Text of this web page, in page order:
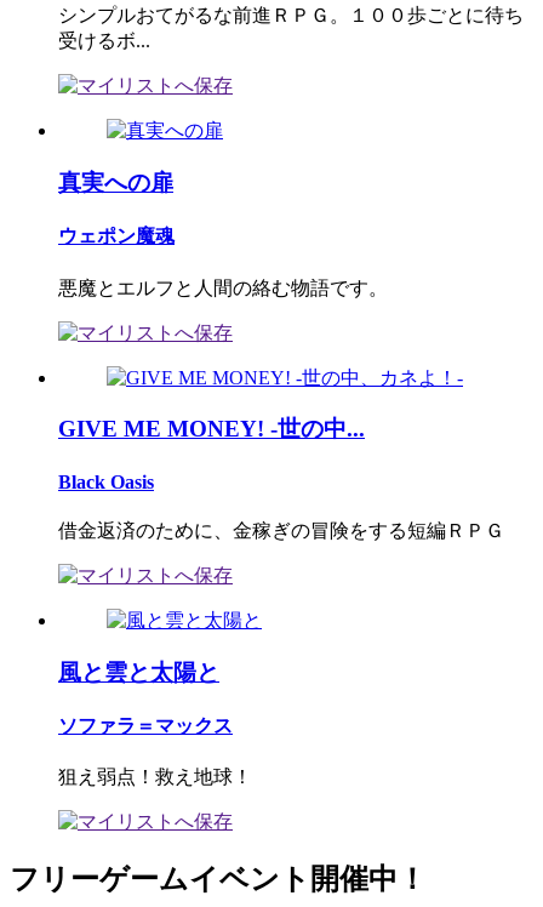
シンプルおてがるな前進ＲＰＧ。１００歩ごとに待ち
受けるボ...
真実への扉
ウェポン魔魂
悪魔とエルフと人間の絡む物語です。
GIVE ME MONEY! -世の中...
Black Oasis
借金返済のために、金稼ぎの冒険をする短編ＲＰＧ
風と雲と太陽と
ソファラ＝マックス
狙え弱点！救え地球！
フリーゲームイベント開催中！